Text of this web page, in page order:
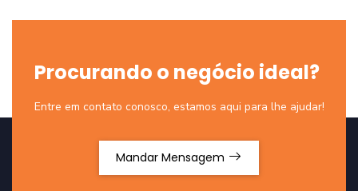
Procurando o negócio ideal?
Entre em contato conosco, estamos aqui para lhe ajudar!
Mandar Mensagem